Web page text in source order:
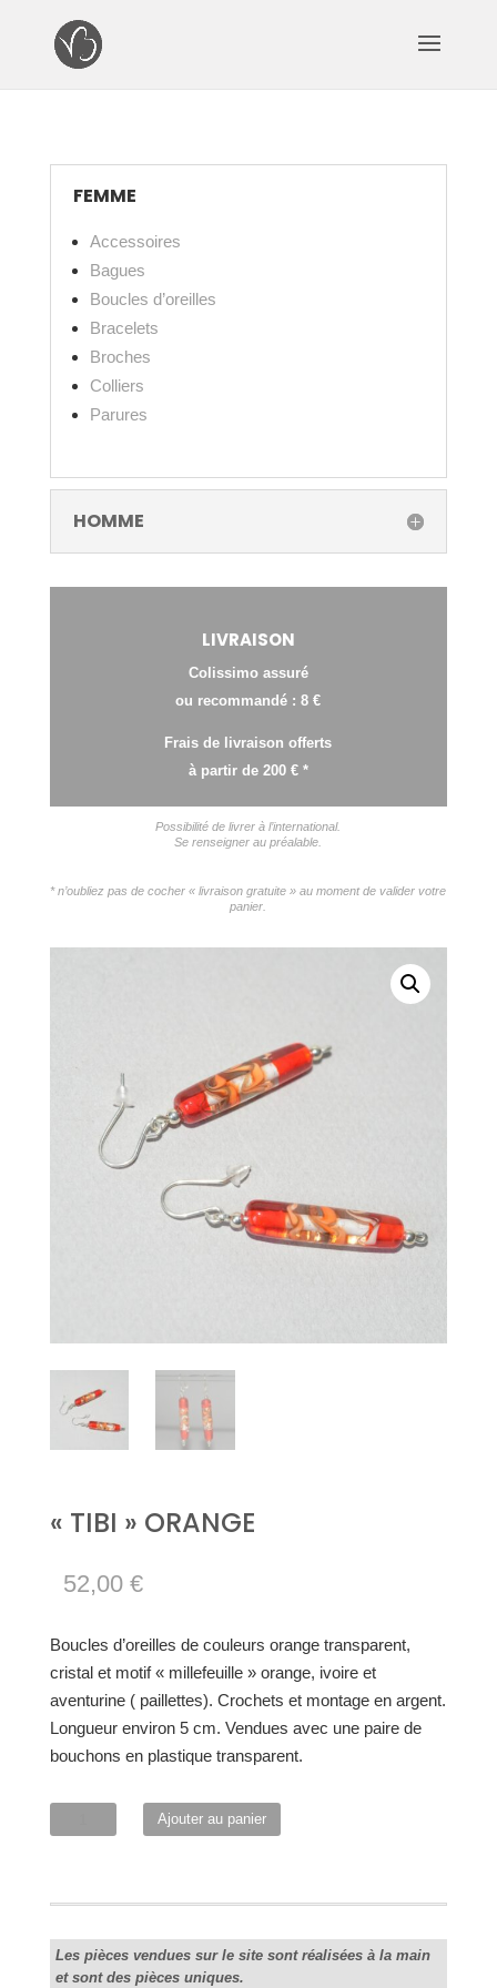
FEMME
Accessoires
Bagues
Boucles d’oreilles
Bracelets
Broches
Colliers
Parures
HOMME
LIVRAISON
Colissimo assuré
ou recommandé : 8 €
Frais de livraison offerts
à partir de 200 € *
Possibilité de livrer à l’international.
Se renseigner au préalable.
* n’oubliez pas de cocher « livraison gratuite » au moment de valider votre
panier.
« TIBI » ORANGE
52,00 €
Boucles d’oreilles de couleurs orange transparent,
cristal et motif « millefeuille » orange, ivoire et
aventurine ( paillettes). Crochets et montage en argent.
Longueur environ 5 cm. Vendues avec une paire de
bouchons en plastique transparent.
orange
Ajouter au panier
Les pièces vendues sur le site sont réalisées à la main
et sont des pièces uniques.